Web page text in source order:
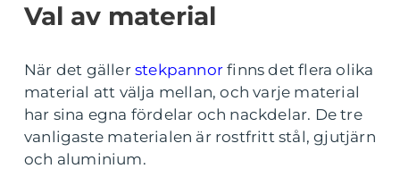
Val av material
När det gäller stekpannor finns det flera olika
material att välja mellan, och varje material
har sina egna fördelar och nackdelar. De tre
vanligaste materialen är rostfritt stål, gjutjärn
och aluminium.